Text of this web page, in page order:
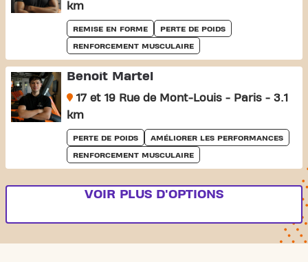
km
REMISE EN FORME PERTE DE POIDS
RENFORCEMENT MUSCULAIRE
Benoit Martel
17 et 19 Rue de Mont-Louis - Paris - 3.1
km
PERTE DE POIDS AMÉLIORER LES PERFORMANCES
RENFORCEMENT MUSCULAIRE
VOIR PLUS D'OPTIONS